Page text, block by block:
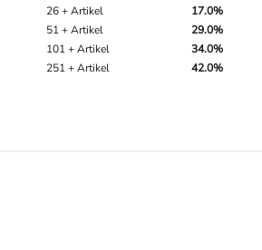
26 + Artikel
17.0%
51 + Artikel
29.0%
101 + Artikel
34.0%
251 + Artikel
42.0%